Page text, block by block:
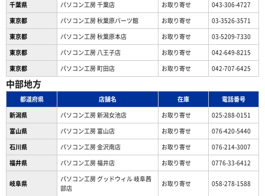
千葉県
パソコン工房 千葉店 お取り寄せ
043-306-4727
東京都
パソコン工房 秋葉原パーツ館 お取り寄せ
03-3526-3571
東京都
パソコン工房 秋葉原本店 お取り寄せ
03-5209-7330
東京都
パソコン工房 八王子店 お取り寄せ
042-649-8215
東京都
パソコン工房 町田店 お取り寄せ 042-707-6425
中部地方
都道府県 店舗名 在庫
電話番号
新潟県
パソコン工房 新潟女池店 お取り寄せ
025-288-0151
富山県
パソコン工房 富山店 お取り寄せ
076-420-5440
石川県
パソコン工房 金沢南店 お取り寄せ
076-214-3007
福井県
パソコン工房 福井店 お取り寄せ 0776-33-6412
岐阜県
パソコン工房 グッドウィル 岐阜茜
部店
お取り寄せ 058-278-1588